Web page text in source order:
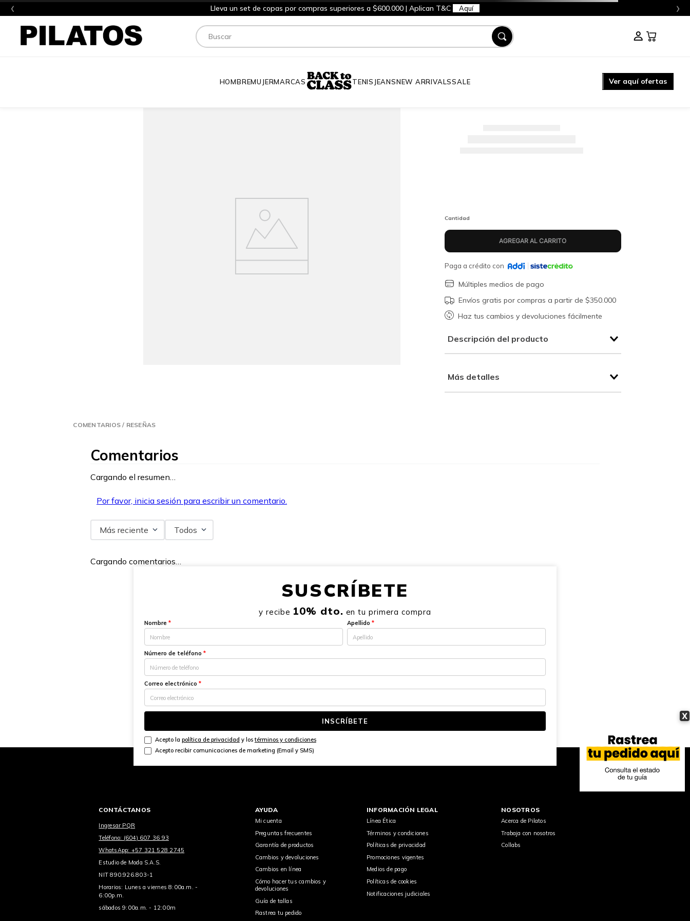
‹ Lleva un set de copas por compras superiores a $600.000 | Aplican T&C Aquí ›
Buscar
HOMBREMUJERMARCAS TENIS JEANSNEW ARRIVALSSALE Ver aquí ofertas
X
Cantidad
Paga a crédito con
Múltiples medios de pago
Envíos gratis por compras a partir de $350.000
Haz tus cambios y devoluciones fácilmente
Descripción del producto
Más detalles
COMENTARIOS / RESEÑAS
Comentarios
Cargando el resumen…
Por favor, inicia sesión para escribir un comentario.
Más reciente Todos
Cargando comentarios…
SUSCRÍBETE
y recibe 10% dto. en tu primera compra
Nombre * Apellido *
Número de teléfono *
Correo electrónico *
INSCRÍBETE
Acepto la política de privacidad y lostérminos y condiciones
Acepto recibir comunicaciones de marketing (Email y SMS)
CONTÁCTANOS
Ingresar PQR
Teléfono: (604) 607 36 93
WhatsApp: +57 321 528 2745
Estudio de Moda S.A.S.
NIT 890.926.803-1
Horarios: Lunes a viernes 8:00a.m. -
6:00p.m.
sábados 9:00a.m. - 12:00m
AYUDA
Mi cuenta
Preguntas frecuentes
Garantía de productos
Cambios y devoluciones
Cambios en línea
Cómo hacer tus cambios y
devoluciones
Guía de tallas
Rastrea tu pedido
INFORMACIÓN LEGAL
Línea Ética
Términos y condiciones
Políticas de privacidad
Promociones vigentes
Medios de pago
Políticas de cookies
Notificaciones judiciales
NOSOTROS
Acerca de Pilatos
Trabaja con nosotros
Collabs